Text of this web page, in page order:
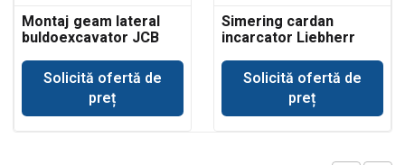
Montaj geam lateral
buldoexcavator JCB
Solicită ofertă de
preț
Simering cardan
incarcator Liebherr
Solicită ofertă de
preț